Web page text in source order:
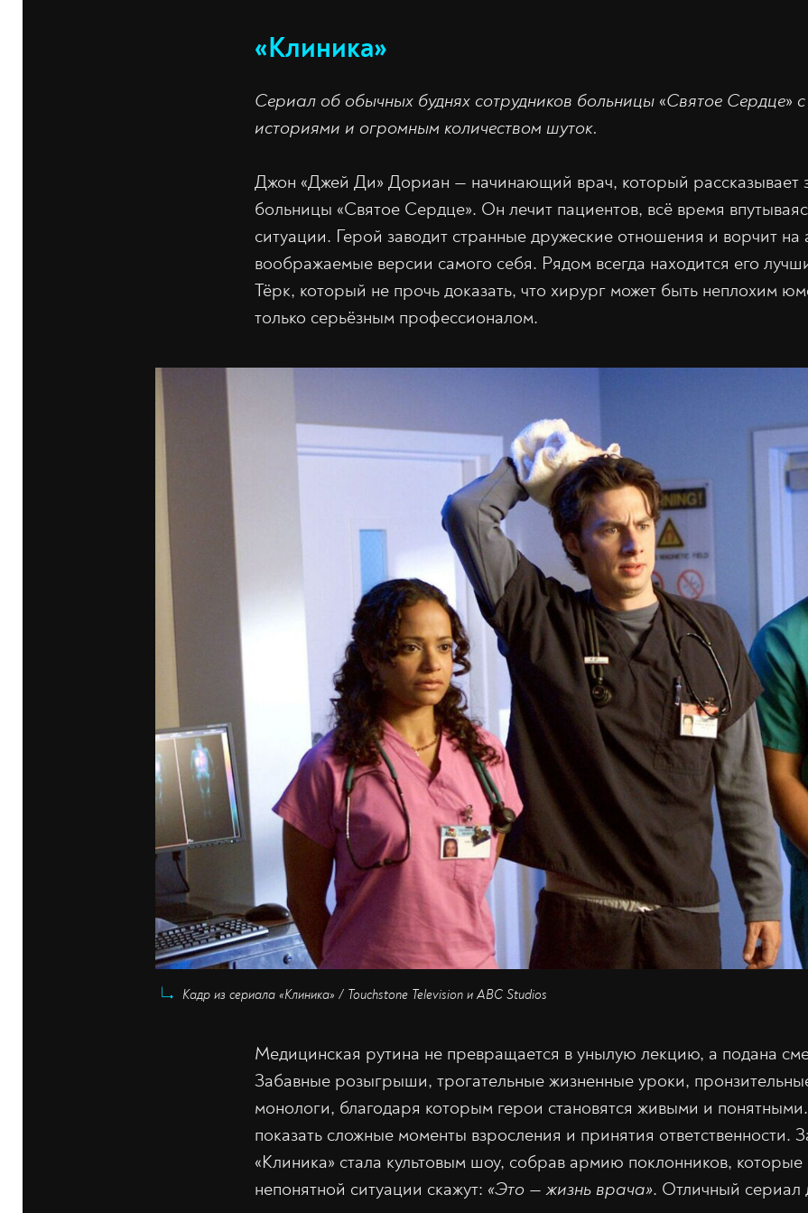
«Клиника»
Сериал об обычных буднях сотрудников больницы «Святое Сердце»
историями и огромным количеством шуток.
Джон «Джей Ди» Дориан — начинающий врач, который рассказывает
больницы «Святое Сердце». Он лечит пациентов, всё время
ситуации. Герой заводит странные дружеские отношения и ворчит
воображаемые версии самого себя. Рядом всегда находится его
Тёрк, который не прочь доказать, что хирург может быть неплохим
только серьёзным профессионалом.
Кадр из сериала «Клиника» / Touchstone Television и ABC Studios
Медицинская рутина не превращается в унылую лекцию, а подана
Забавные розыгрыши, трогательные жизненные уроки,
монологи, благодаря которым герои становятся живыми и
показать сложные моменты взросления и принятия ответственности.
«Клиника» стала культовым шоу, собрав армию поклонников,
непонятной ситуации скажут: «Это — жизнь врача». Отличный сериал